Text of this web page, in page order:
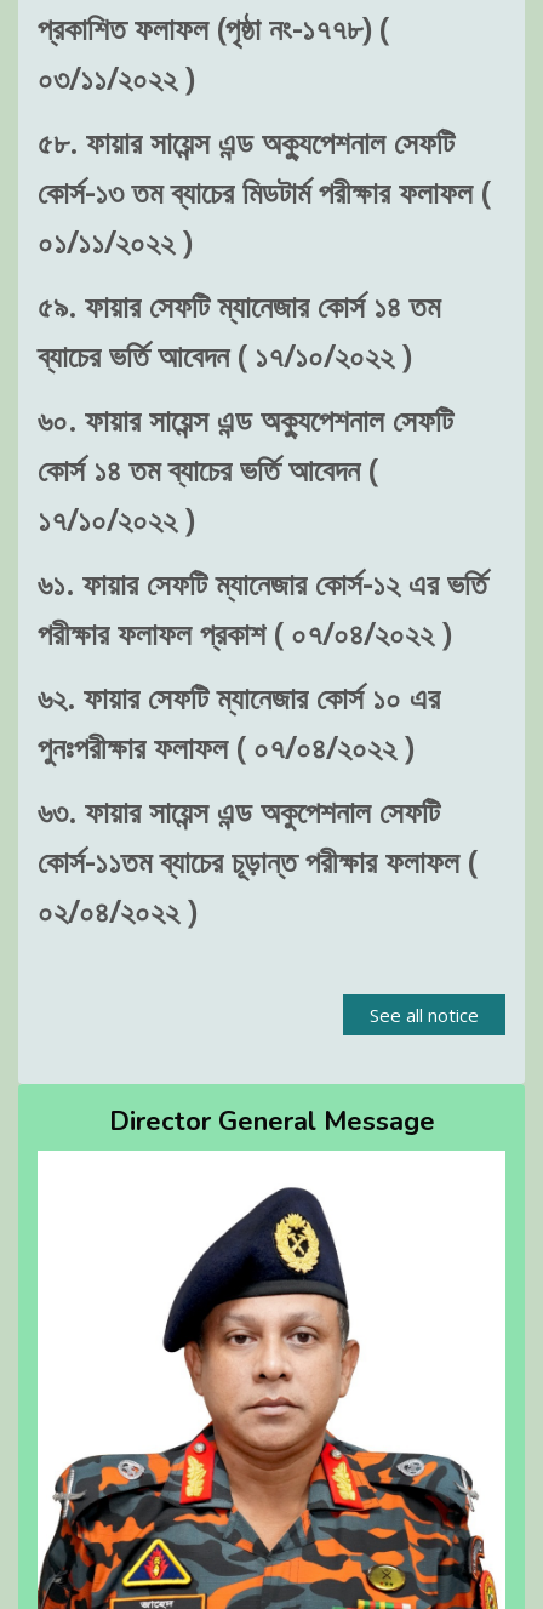
প্রকাশিত ফলাফল (পৃষ্ঠা নং-১৭৭৮) (
০৩/১১/২০২২ )
৫৮. ফায়ার সায়েন্স এন্ড অক্যুপেশনাল সেফটি
কোর্স-১৩ তম ব্যাচের মিডটার্ম পরীক্ষার ফলাফল (
০১/১১/২০২২ )
৫৯. ফায়ার সেফটি ম্যানেজার কোর্স ১৪ তম
ব্যাচের ভর্তি আবেদন ( ১৭/১০/২০২২ )
৬০. ফায়ার সায়েন্স এন্ড অক্যুপেশনাল সেফটি
কোর্স ১৪ তম ব্যাচের ভর্তি আবেদন (
১৭/১০/২০২২ )
৬১. ফায়ার সেফটি ম্যানেজার কোর্স-১২ এর ভর্তি
পরীক্ষার ফলাফল প্রকাশ ( ০৭/০৪/২০২২ )
৬২. ফায়ার সেফটি ম্যানেজার কোর্স ১০ এর
পুনঃপরীক্ষার ফলাফল ( ০৭/০৪/২০২২ )
৬৩. ফায়ার সায়েন্স এন্ড অকুপেশনাল সেফটি
কোর্স-১১তম ব্যাচের চূড়ান্ত পরীক্ষার ফলাফল (
০২/০৪/২০২২ )
See all notice
Director General Message